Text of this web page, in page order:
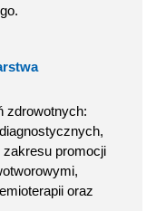
zdrowotnych:
promocji
oraz